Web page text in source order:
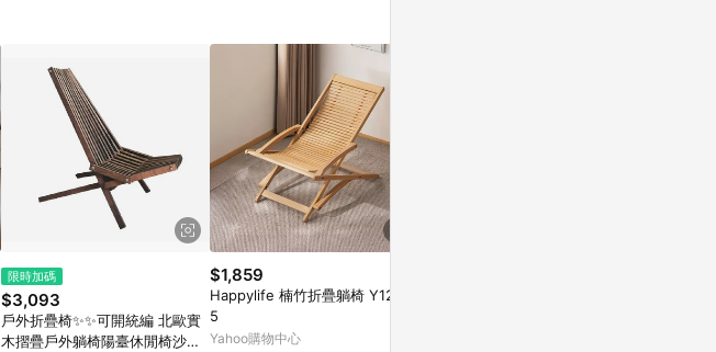
限時加碼
$3,093
戶外折疊椅✨✨可開統編 北歐實
木摺疊戶外躺椅陽臺休閒椅沙灘
$1,859
Happylife 楠竹折疊躺椅 Y1239
5
Yahoo購物中心